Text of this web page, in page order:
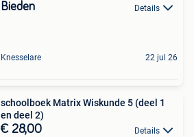
Bieden Details
Knesselare 22 jul 26
schoolboek Matrix Wiskunde 5 (deel 1
en deel 2)
€ 28,00 Details